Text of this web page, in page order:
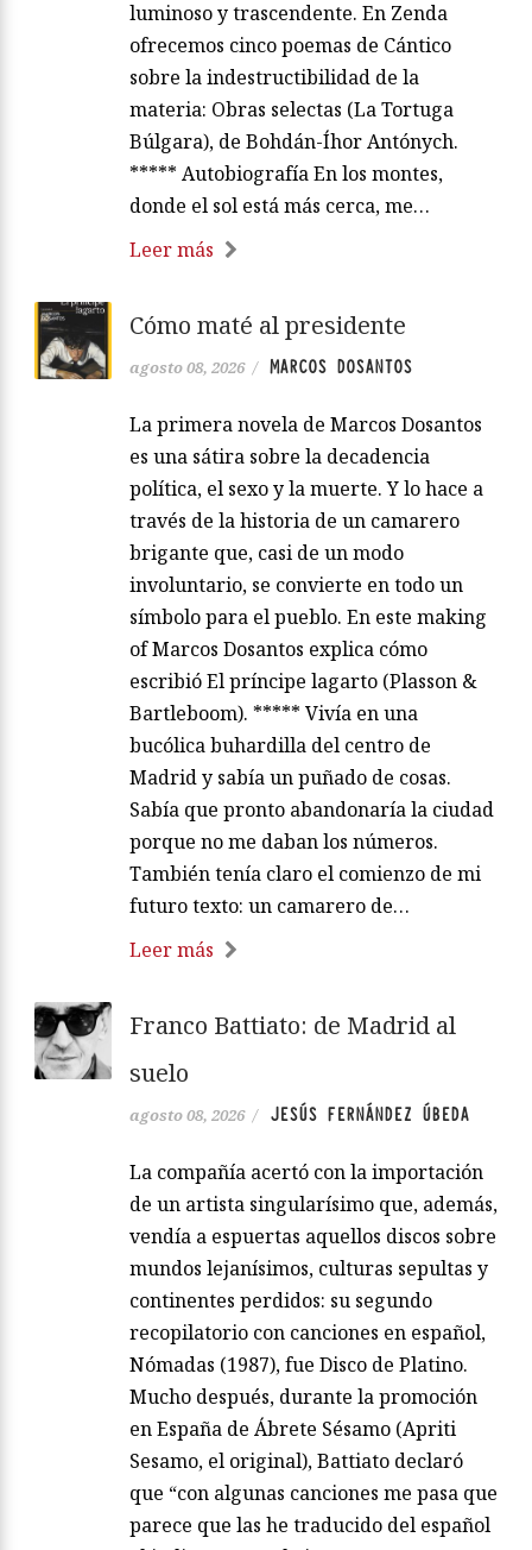
luminoso y trascendente. En Zenda
ofrecemos cinco poemas de Cántico
sobre la indestructibilidad de la
materia: Obras selectas (La Tortuga
Búlgara), de Bohdán-Íhor Antónych.
***** Autobiografía En los montes,
donde el sol está más cerca, me…
Leer más
Cómo maté al presidente
agosto 08, 2026 / MARCOS DOSANTOS
La primera novela de Marcos Dosantos
es una sátira sobre la decadencia
política, el sexo y la muerte. Y lo hace a
través de la historia de un camarero
brigante que, casi de un modo
involuntario, se convierte en todo un
símbolo para el pueblo. En este making
of Marcos Dosantos explica cómo
escribió El príncipe lagarto (Plasson &
Bartleboom). ***** Vivía en una
bucólica buhardilla del centro de
Madrid y sabía un puñado de cosas.
Sabía que pronto abandonaría la ciudad
porque no me daban los números.
También tenía claro el comienzo de mi
futuro texto: un camarero de…
Leer más
Franco Battiato: de Madrid al
suelo
agosto 08, 2026 / JESÚS FERNÁNDEZ ÚBEDA
La compañía acertó con la importación
de un artista singularísimo que, además,
vendía a espuertas aquellos discos sobre
mundos lejanísimos, culturas sepultas y
continentes perdidos: su segundo
recopilatorio con canciones en español,
Nómadas (1987), fue Disco de Platino.
Mucho después, durante la promoción
en España de Ábrete Sésamo (Apriti
Sesamo, el original), Battiato declaró
que “con algunas canciones me pasa que
parece que las he traducido del español